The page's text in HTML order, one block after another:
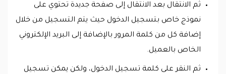
ثم الانتقال بعد الانتقال إلى صفحة جديدة تحتوي على
نموذج خاص بتسجيل الدخول حيث يتم التسجيل من خلال
إضافة كل من كلمة المرور بالإضافة إلى البريد الإلكتروني
الخاص بالعميل.
ثم النقر على كلمة تسجيل الدخول، ولكن يمكن تسجيل